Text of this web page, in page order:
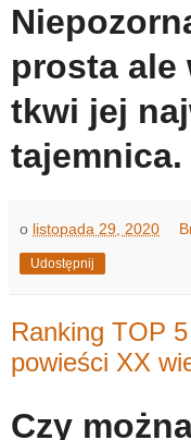
prosta ale
tkwi jej
tajemnica.
o listopada 29, 2020
Udostępnij
Ranking TOP
powieści XX
Czy